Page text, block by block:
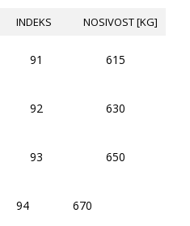
INDEKS NOSIVOST [KG]
91 615
92 630
93 650
94 670